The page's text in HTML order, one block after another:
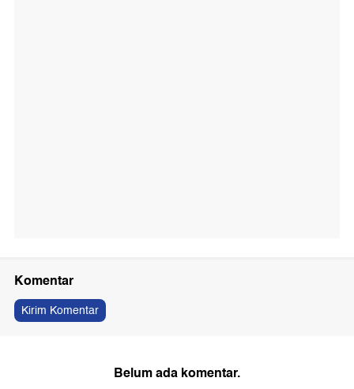
Komentar
Kirim Komentar
Belum ada komentar.